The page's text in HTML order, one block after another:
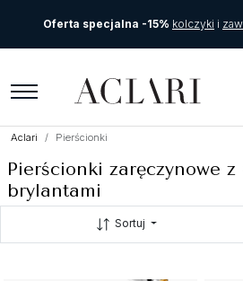
Oferta specjalna -15% kolczyki i
Aclari Pierścionki
Pierścionki zaręczynowe
brylantami
Sortuj